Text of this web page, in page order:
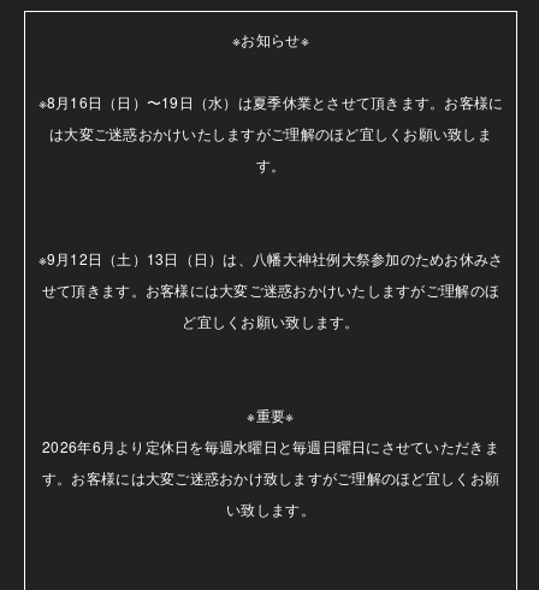
※お知らせ※
※8月16日（日）〜19日（水）は夏季休業とさせて頂きます。お客様に
は大変ご迷惑おかけいたしますがご理解のほど宜しくお願い致しま
す。
※9月12日（土）13日（日）は、八幡大神社例大祭参加のためお休みさ
せて頂きます。お客様には大変ご迷惑おかけいたしますがご理解のほ
ど宜しくお願い致します。
※重要※
2026年6月より定休日を毎週水曜日と毎週日曜日にさせていただきま
す。お客様には大変ご迷惑おかけ致しますがご理解のほど宜しくお願
い致します。